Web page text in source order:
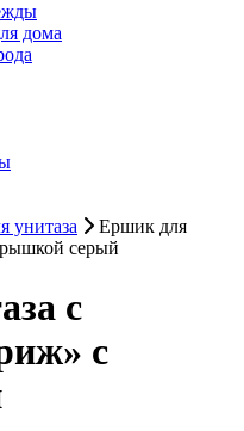
дома
унитаза
Ершик для
серый
с
с